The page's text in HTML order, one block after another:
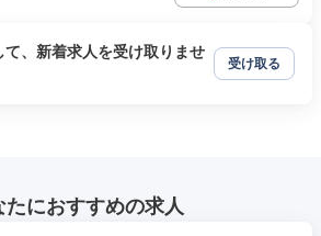
て、新着求人を受け取りませ
受け取る
たにおすすめの求人